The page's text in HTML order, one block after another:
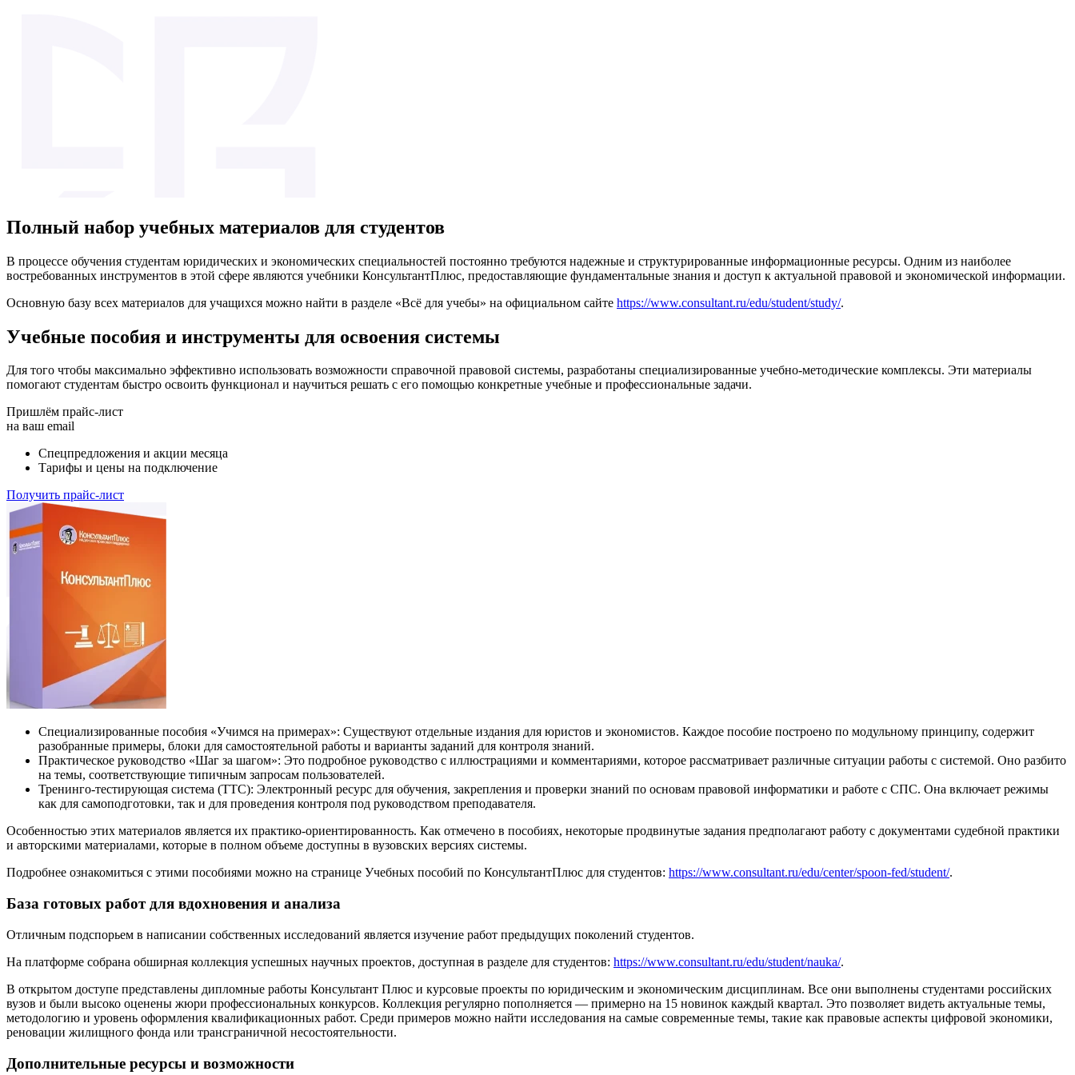
Полный набор учебных материалов для студентов
В процессе обучения студентам юридических и экономических специальностей постоянно требуются надежные и структурированные информационные ресурсы. Одним из наиболее
востребованных инструментов в этой сфере являются учебники КонсультантПлюс, предоставляющие фундаментальные знания и доступ к актуальной правовой и экономической информации.
Основную базу всех материалов для учащихся можно найти в разделе «Всё для учебы» на официальном сайте https://www.consultant.ru/edu/student/study/.
Учебные пособия и инструменты для освоения системы
Для того чтобы максимально эффективно использовать возможности справочной правовой системы, разработаны специализированные учебно-методические комплексы. Эти материалы
помогают студентам быстро освоить функционал и научиться решать с его помощью конкретные учебные и профессиональные задачи.
Пришлём прайс-лист
на ваш email
Спецпредложения и акции месяца
Тарифы и цены на подключение
Получить прайс-лист
Специализированные пособия «Учимся на примерах»: Существуют отдельные издания для юристов и экономистов. Каждое пособие построено по модульному принципу, содержит
разобранные примеры, блоки для самостоятельной работы и варианты заданий для контроля знаний.
Практическое руководство «Шаг за шагом»: Это подробное руководство с иллюстрациями и комментариями, которое рассматривает различные ситуации работы с системой. Оно разбито
на темы, соответствующие типичным запросам пользователей.
Тренинго-тестирующая система (ТТС): Электронный ресурс для обучения, закрепления и проверки знаний по основам правовой информатики и работе с СПС. Она включает режимы
как для самоподготовки, так и для проведения контроля под руководством преподавателя.
Особенностью этих материалов является их практико-ориентированность. Как отмечено в пособиях, некоторые продвинутые задания предполагают работу с документами судебной практики
и авторскими материалами, которые в полном объеме доступны в вузовских версиях системы.
Подробнее ознакомиться с этими пособиями можно на странице Учебных пособий по КонсультантПлюс для студентов: https://www.consultant.ru/edu/center/spoon-fed/student/.
База готовых работ для вдохновения и анализа
Отличным подспорьем в написании собственных исследований является изучение работ предыдущих поколений студентов.
На платформе собрана обширная коллекция успешных научных проектов, доступная в разделе для студентов: https://www.consultant.ru/edu/student/nauka/.
В открытом доступе представлены дипломные работы Консультант Плюс и курсовые проекты по юридическим и экономическим дисциплинам. Все они выполнены студентами российских
вузов и были высоко оценены жюри профессиональных конкурсов. Коллекция регулярно пополняется — примерно на 15 новинок каждый квартал. Это позволяет видеть актуальные темы,
методологию и уровень оформления квалификационных работ. Среди примеров можно найти исследования на самые современные темы, такие как правовые аспекты цифровой экономики,
реновации жилищного фонда или трансграничной несостоятельности.
Дополнительные ресурсы и возможности